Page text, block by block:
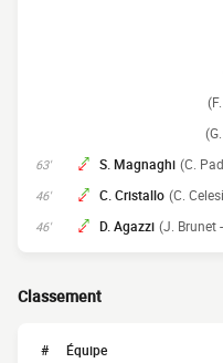
63' S. Magnaghi (C.
46' C. Cristallo (C.
46' D. Agazzi (J. Brunet
Classement
# Équipe